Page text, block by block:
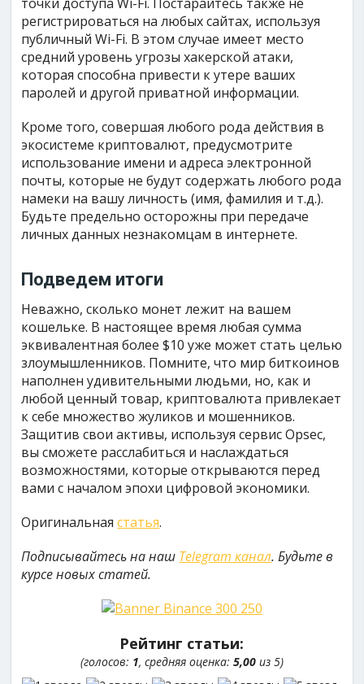
регистрироваться на любых сайтах, используя
публичный Wi-Fi. В этом случае имеет место
средний уровень угрозы хакерской атаки,
которая способна привести к утере ваших
паролей и другой приватной информации.
Кроме того, совершая любого рода действия в
экосистеме криптовалют, предусмотрите
использование имени и адреса электронной
почты, которые не будут содержать любого рода
намеки на вашу личность (имя, фамилия и т.д.).
Будьте предельно осторожны при передаче
личных данных незнакомцам в интернете.
Подведем итоги
Неважно, сколько монет лежит на вашем
кошельке. В настоящее время любая сумма
эквивалентная более $10 уже может стать целью
злоумышленников. Помните, что мир биткоинов
наполнен удивительными людьми, но, как и
любой ценный товар, криптовалюта привлекает
к себе множество жуликов и мошенников.
Защитив свои активы, используя сервис Opsec,
вы сможете расслабиться и наслаждаться
возможностями, которые открываются перед
вами с началом эпохи цифровой экономики.
Оригинальнаястатья.
Подписывайтесь на наш Telegram канал. Будьте в
курсе новых статей.
Рейтинг статьи:
(голосов: 1, средняя оценка: 5,00из 5)